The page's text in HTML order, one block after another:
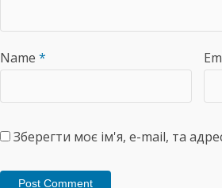
Name *
Зберегти моє ім'я, e-mail, та